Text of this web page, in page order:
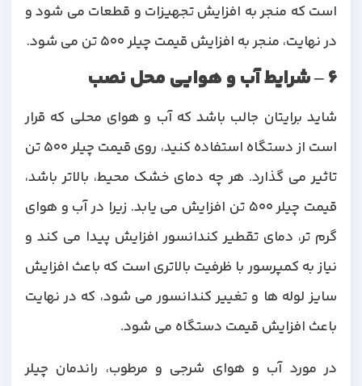
است که منجر به افزایش تجهیزات و قطعات می شود و
در نهایت، منجر به افزایش قیمت چیلر 500 تن می شود.
6 – شرایط آب و هوایی محل نصب
شاید برایتان جالب باشد که آب و هوای محلی که قرار
است از دستگاه استفاده کنید، روی قیمت چیلر 500 تن
تاثیر می گذارد. هر چه دمای خشک محیط، بالاتر باشد،
قیمت چیلر 500 تن افزایش می یابد. زیرا در آب و هوای
گرم تر، دمای تقطیر کندانسور افزایش پیدا می کند و
نیاز به کمپرسور با ظرفیت بالاتری است که باعث افزایش
سایز لوله ها و تغییر کندانسور می شود، که در نهایت
باعث افزایش قیمت دستگاه می شود.
در مورد آب و هوای شرجی و مرطوب، راندمان چیلر